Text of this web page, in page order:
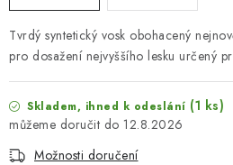
Tvrdý syntetický vosk obohacený
pro dosažení nejvyššího lesku určený
Skladem, ihned k odeslání (1 ks)
12.8.2026
Možnosti doručení